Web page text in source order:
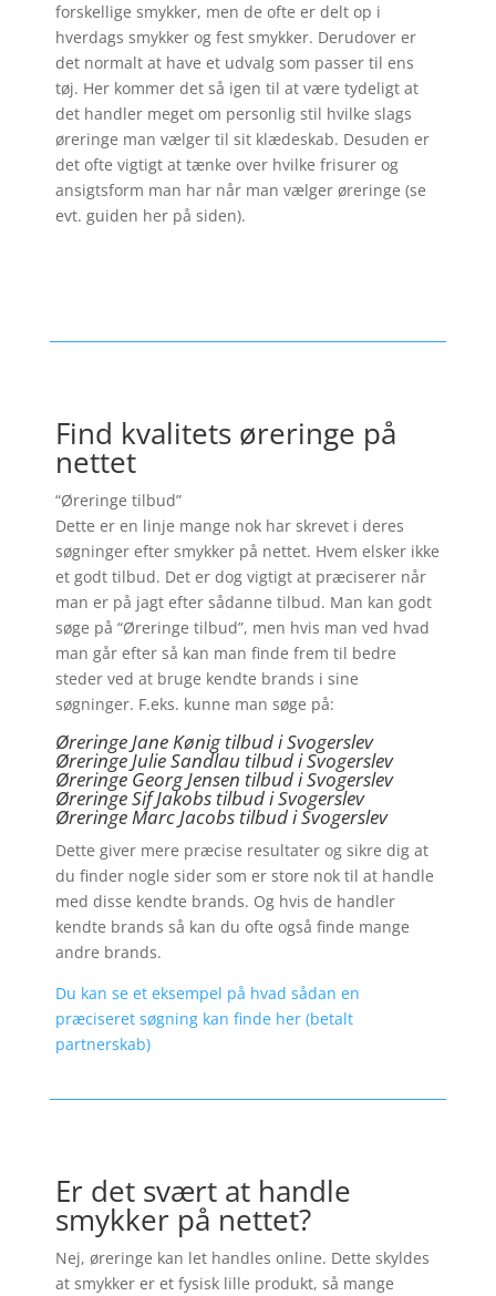
forskellige smykker, men de ofte er delt op i
hverdags smykker og fest smykker. Derudover er
det normalt at have et udvalg som passer til ens
tøj. Her kommer det så igen til at være tydeligt at
det handler meget om personlig stil hvilke slags
øreringe man vælger til sit klædeskab. Desuden er
det ofte vigtigt at tænke over hvilke frisurer og
ansigtsform man har når man vælger øreringe (se
evt. guiden her på siden).
Find kvalitets øreringe på
nettet
“Øreringe tilbud”
Dette er en linje mange nok har skrevet i deres
søgninger efter smykker på nettet. Hvem elsker ikke
et godt tilbud. Det er dog vigtigt at præciserer når
man er på jagt efter sådanne tilbud. Man kan godt
søge på “Øreringe tilbud”, men hvis man ved hvad
man går efter så kan man finde frem til bedre
steder ved at bruge kendte brands i sine
søgninger. F.eks. kunne man søge på:
Øreringe Jane Kønig tilbud i Svogerslev
Øreringe Julie Sandlau tilbud i Svogerslev
Øreringe Georg Jensen tilbud i Svogerslev
ØreringeSif Jakobs tilbud i Svogerslev
Øreringe Marc Jacobs tilbud i Svogerslev
Dette giver mere præcise resultater og sikre dig at
du finder nogle sider som er store nok til at handle
med disse kendte brands. Og hvis de handler
kendte brands så kan du ofte også finde mange
andre brands.
Du kan se et eksempel på hvad sådan en
præciseret søgning kan finde her (betalt
partnerskab)
Er det svært at handle
smykker på nettet?
Nej, øreringe kan let handles online. Dette skyldes
at smykker er et fysisk lille produkt, så mange